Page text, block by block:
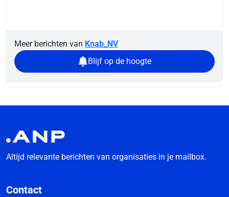
Meer berichten van Knab_NV
Blijf op de hoogte
Altijd relevante berichten van organisaties in je mailbox.
Contact